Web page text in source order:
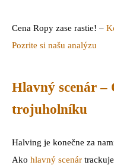
Cena Ropy zase rastie! –
Pozrite si našu analýzu
Hlavný scenár –
trojuholníku
Halving je konečne za
Ako hlavný scenár